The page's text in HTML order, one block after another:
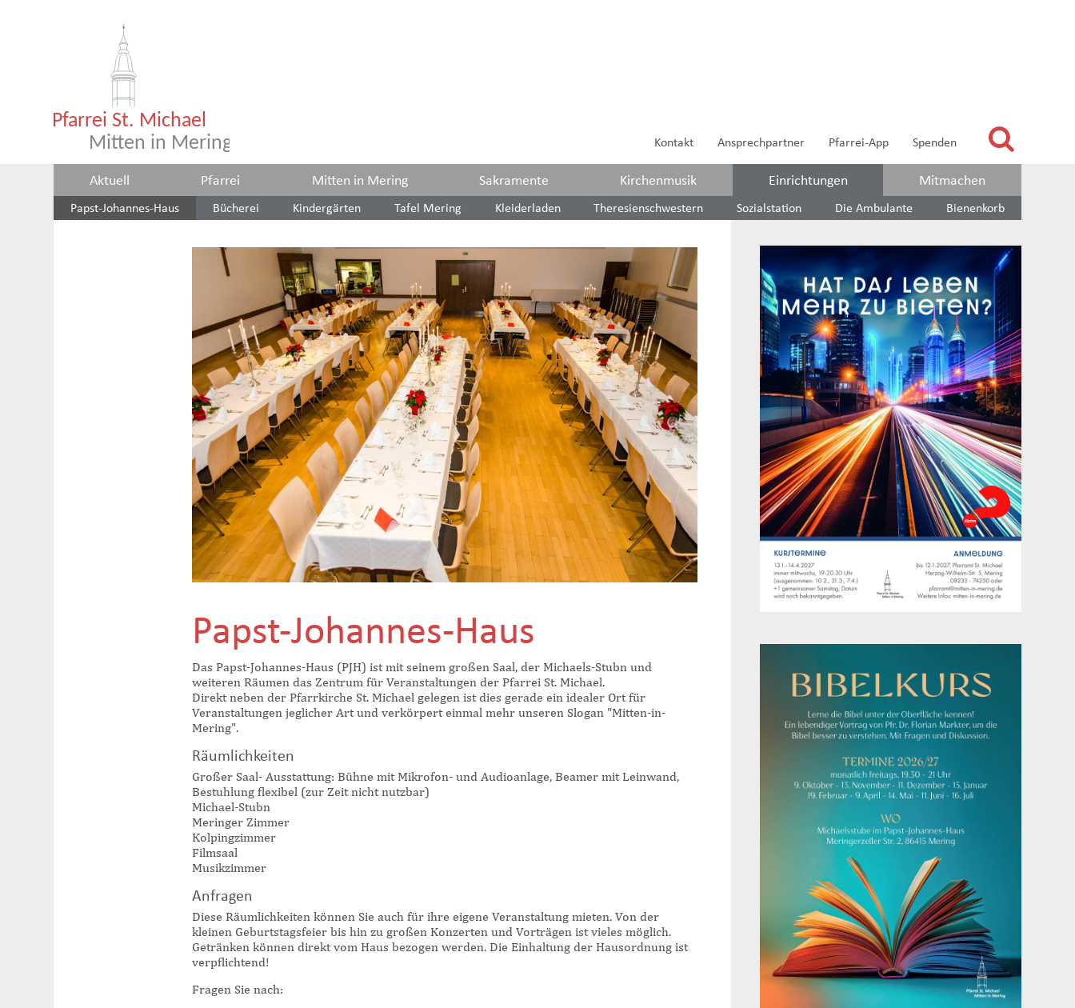
Kontakt Ansprechpartner Pfarrei-App Spenden
Aktuell Pfarrei Mitten in Mering Sakramente Kirchenmusik Einrichtungen Mitmachen
Papst-Johannes-Haus Bücherei Kindergärten Tafel Mering Kleiderladen Theresienschwestern Sozialstation Die Ambulante Bienenkorb
Papst-Johannes-Haus
Das Papst-Johannes-Haus (PJH) ist mit seinem großen Saal, der Michaels-Stubn und
weiteren Räumen das Zentrum für Veranstaltungen der Pfarrei St. Michael.
Direkt neben der Pfarrkirche St. Michael gelegen ist dies gerade ein idealer Ort für
Veranstaltungen jeglicher Art und verkörpert einmal mehr unseren Slogan "Mitten-in-
Mering".
Räumlichkeiten
Großer Saal- Ausstattung: Bühne mit Mikrofon- und Audioanlage, Beamer mit Leinwand,
Bestuhlung flexibel (zur Zeit nicht nutzbar)
Michael-Stubn
Meringer Zimmer
Kolpingzimmer
Filmsaal
Musikzimmer
Anfragen
Diese Räumlichkeiten können Sie auch für ihre eigene Veranstaltung mieten. Von der
kleinen Geburtstagsfeier bis hin zu großen Konzerten und Vorträgen ist vieles möglich.
Getränken können direkt vom Haus bezogen werden. Die Einhaltung der Hausordnung ist
verpflichtend!
Fragen Sie nach: